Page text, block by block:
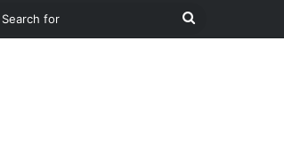
In
Search